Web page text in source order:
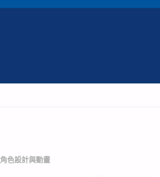
角色設計與動畫